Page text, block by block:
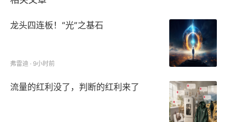
龙头四连板！“光”之基石
弗雷迪 · 9小时前
流量的红利没了，判断的红利来了